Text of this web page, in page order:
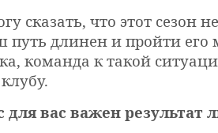
сказать, что этот сезон
путь длинен и пройти его
команда к такой
для вас важен